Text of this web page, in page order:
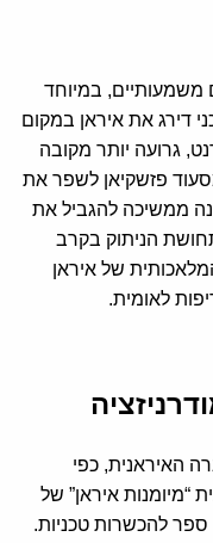
משמעותיים, במיוחד
דירג את איראן במקום
גרועה יותר מקובה
פזשקיאן לשפר את
ממשיכה להגביל את
הניתוק בקרב
של איראן
לאומית.
האיראנית, כפי
איראן” של
להכשרות טכניות.